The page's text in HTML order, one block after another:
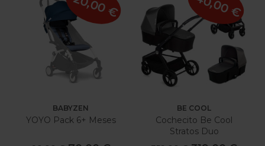
BABYZEN
YOYO Pack 6+ Meses
BE COOL
Cochecito Be Cool
Stratos Duo